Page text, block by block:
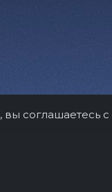
вы соглашаетесь с